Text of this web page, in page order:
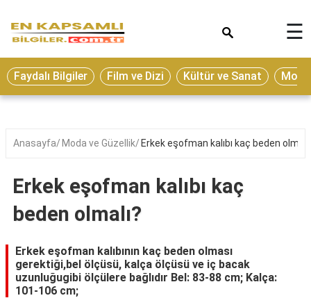
Eğitim
Ekonomi
Seyahat
Oyun
Yaşam
Hukuk
Blog
☰
Faydalı Bilgiler Film ve Dizi Kültür ve Sanat
Anasayfa Moda ve Güzellik Erkek eşofman kalıbı kaç beden
Erkek eşofman kalıbı kaç
beden olmalı?
Erkek eşofman kalıbının kaç beden olması
gerektiği,bel ölçüsü, kalça ölçüsü ve iç bacak
uzunluğugibi ölçülere bağlıdır Bel: 83-88 cm; Kalça:
101-106 cm;